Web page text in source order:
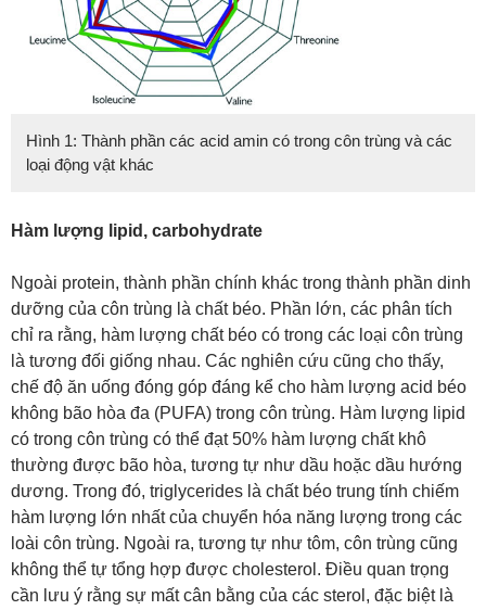
Hình 1: Thành phần các acid amin có trong côn trùng và các
loại động vật khác
Hàm lượng lipid, carbohydrate
Ngoài protein, thành phần chính khác trong thành phần dinh
dưỡng của côn trùng là chất béo. Phần lớn, các phân tích
chỉ ra rằng, hàm lượng chất béo có trong các loại côn trùng
là tương đối giống nhau. Các nghiên cứu cũng cho thấy,
chế độ ăn uống đóng góp đáng kể cho hàm lượng acid béo
không bão hòa đa (PUFA) trong côn trùng. Hàm lượng lipid
có trong côn trùng có thể đạt 50% hàm lượng chất khô
thường được bão hòa, tương tự như dầu hoặc dầu hướng
dương. Trong đó, triglycerides là chất béo trung tính chiếm
hàm lượng lớn nhất của chuyển hóa năng lượng trong các
loài côn trùng. Ngoài ra, tương tự như tôm, côn trùng cũng
không thể tự tổng hợp được cholesterol. Điều quan trọng
cần lưu ý rằng sự mất cân bằng của các sterol, đặc biệt là